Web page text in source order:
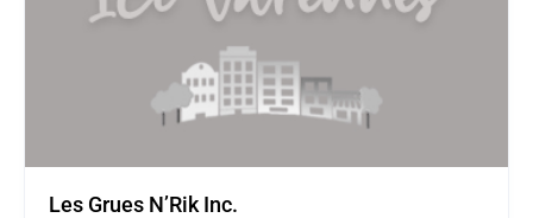
Les Grues N’Rik Inc.